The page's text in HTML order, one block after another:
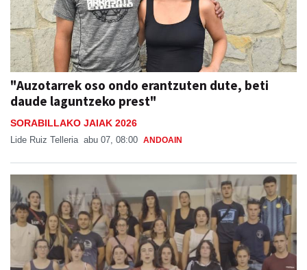
"Auzotarrek oso ondo erantzuten dute, beti
daude laguntzeko prest"
SORABILLAKO JAIAK 2026
Lide Ruiz Telleria abu 07, 08:00 ANDOAIN